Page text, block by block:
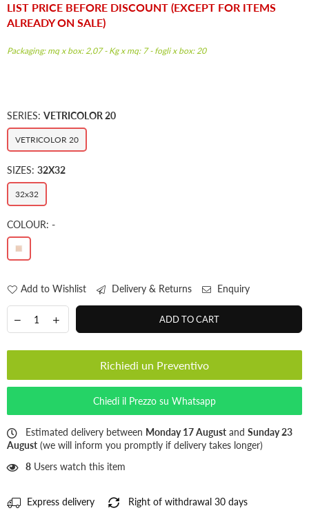
LIST PRICE BEFORE DISCOUNT (EXCEPT FOR ITEMS
ALREADY ON SALE)
Packaging: mq x box: 2,07 - Kg x mq: 7 - fogli x box: 20
SERIES: VETRICOLOR 20
VETRICOLOR 20
SIZES: 32X32
32x32
COLOUR: -
Add to Wishlist Delivery & Returns Enquiry
ADD TO CART
Richiedi un Preventivo
Chiedi il Prezzo su Whatsapp
Estimated delivery between Monday 17 August and Sunday 23
August (we will inform you promptly if delivery takes longer)
8 Users watch this item
Express delivery
Right of withdrawal 30 days